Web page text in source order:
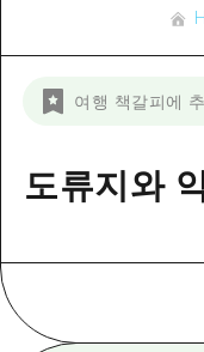
나
기준
치유
미
빠
반
1박
게
야
시마
접근
히
외
뉴스
여행 책갈피에
도류지와